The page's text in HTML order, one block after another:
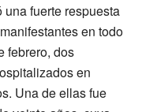
una fuerte respuesta
en todo
febrero, dos
en
Una de ellas fue